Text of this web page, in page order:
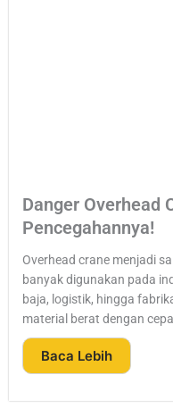
Danger Overhead
Pencegahannya!
Overhead crane menjadi
banyak digunakan pada
baja, logistik, hingga
material berat dengan
Baca Lebih